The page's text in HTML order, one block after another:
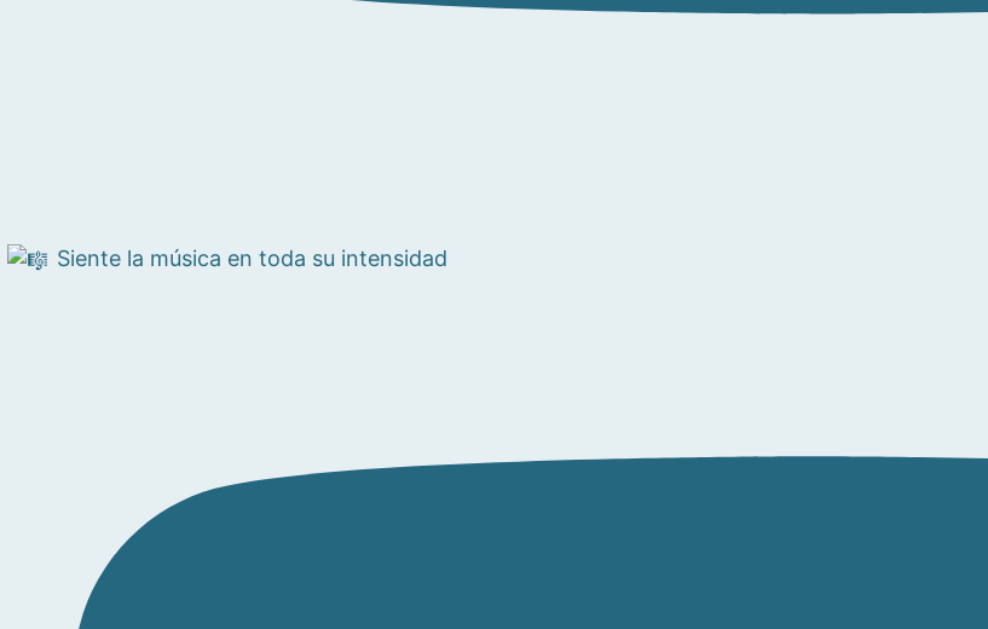
Siente la música en toda su intensidad